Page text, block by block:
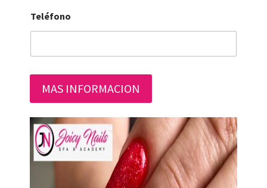
Teléfono
MAS INFORMACION